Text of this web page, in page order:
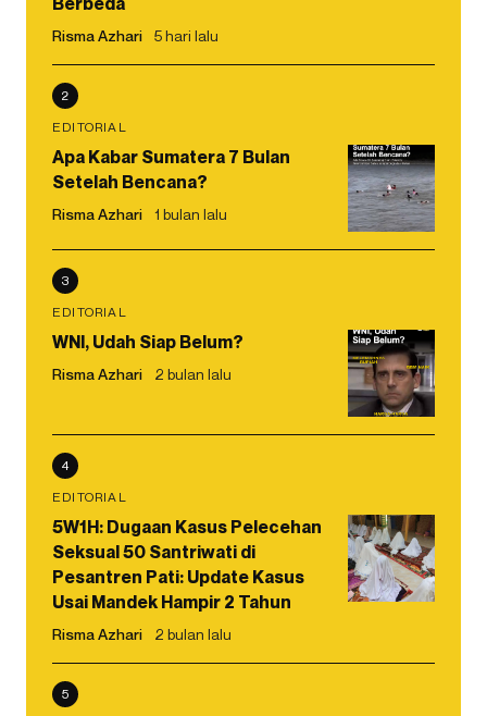
Risma Azhari 5 hari lalu
2
EDITORIAL
Apa Kabar Sumatera 7 Bulan
Setelah Bencana?
Risma Azhari 1 bulan lalu
3
EDITORIAL
WNI, Udah Siap Belum?
Risma Azhari 2 bulan lalu
4
EDITORIAL
5W1H: Dugaan Kasus Pelecehan
Seksual 50 Santriwati di
Pesantren Pati: Update Kasus
Usai Mandek Hampir 2 Tahun
Risma Azhari 2 bulan lalu
5